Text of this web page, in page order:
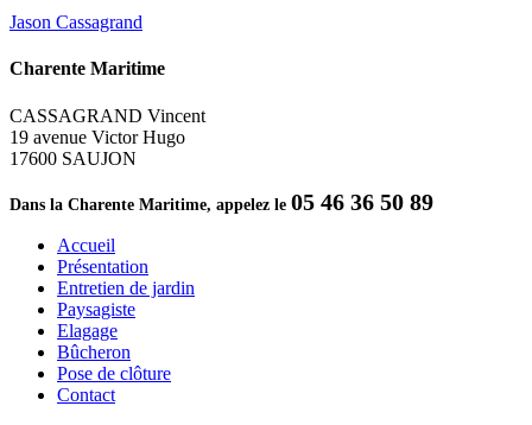
Jason Cassagrand
Charente Maritime
CASSAGRAND Vincent
19 avenue Victor Hugo
17600 SAUJON
Dans la Charente Maritime, appelez le 05 46 36 50 89
Accueil
Présentation
Entretien de jardin
Paysagiste
Elagage
Bûcheron
Pose de clôture
Contact